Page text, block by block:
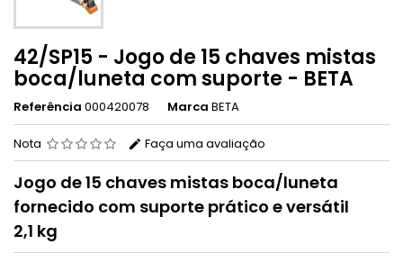
42/SP15 - Jogo de 15 chaves mistas
boca/luneta com suporte - BETA
Referência 000420078 Marca BETA
Nota Faça uma avaliação
Jogo de 15 chaves mistas boca/luneta
fornecido com suporte prático e versátil
2,1 kg